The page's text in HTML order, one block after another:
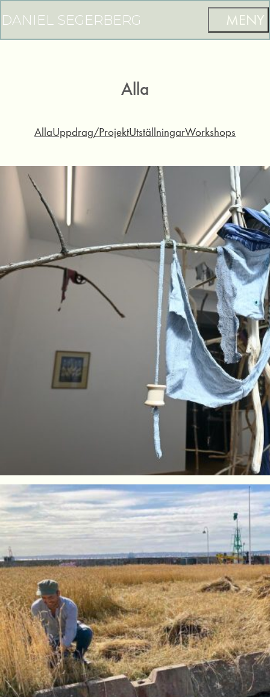
DANIEL SEGERBERG
Alla
AllaUppdrag/ProjektUtställningarWorkshops